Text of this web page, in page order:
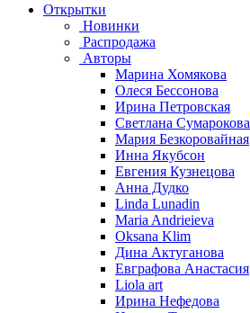
Открытки
Новинки
Распродажа
Авторы
Марина Хомякова
Олеся Бессонова
Ирина Петровская
Светлана Сумарокова
Мария Безкоровайная
Инна Якубсон
Евгения Кузнецова
Анна Дудко
Linda Lunadin
Maria Andrieieva
Oksana Klim
Дина Актуганова
Евграфова Анастасия
Liola art
Ирина Нефедова